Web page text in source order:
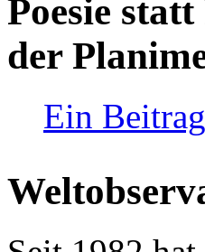
Poesie
der
Ein